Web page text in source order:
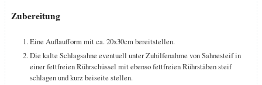
Zubereitung
Eine Auflaufform mit ca. 20x30cm bereitstellen.
Die kalte Schlagsahne eventuell unter Zuhilfenahme von Sahnesteif in
einer fettfreien Rührschüssel mit ebenso fettfreien Rührstäben steif
schlagen und kurz beiseite stellen.